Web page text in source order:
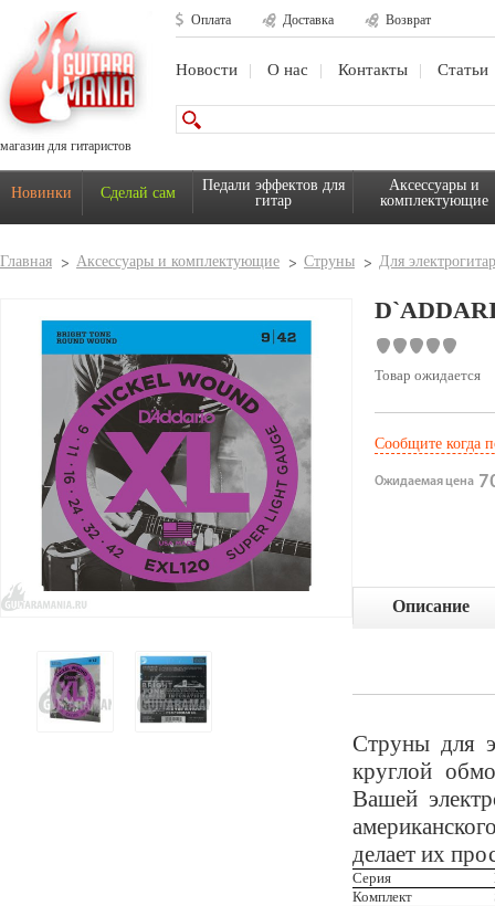
магазин для гитаристов
Оплата Доставка Возврат
Новости О нас Контакты Статьи
Новинки Сделай сам
Педали эффектов для
гитар
Аксессуары и
комплектующие
Главная Аксессуары и комплектующие Струны Для электрогитар
Товар ожидается
Сообщите когда
Ожидаемая цена
Описание
Струны для
круглой
Вашей
делает их
Серия
Комплект